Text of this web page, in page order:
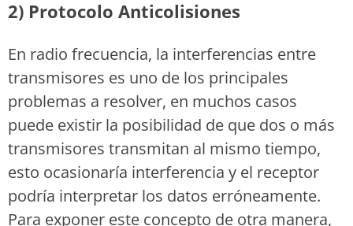
2) Protocolo Anticolisiones
En radio frecuencia, la interferencias entre
transmisores es uno de los principales
problemas a resolver, en muchos casos
puede existir la posibilidad de que dos o más
transmisores transmitan al mismo tiempo,
esto ocasionaría interferencia y el receptor
podría interpretar los datos erróneamente.
Para exponer este concepto de otra manera,